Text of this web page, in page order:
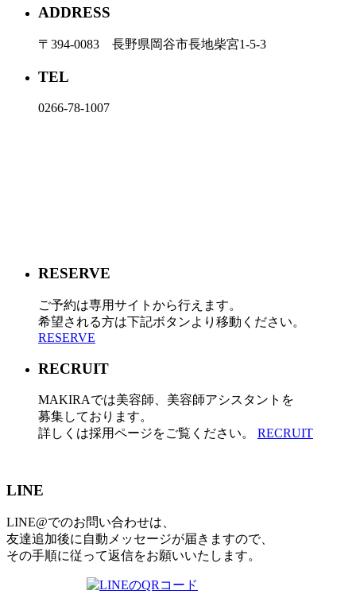
ADDRESS
〒394-0083 長野県岡谷市長地柴宮1-5-3
TEL
0266-78-1007
RESERVE
ご予約は専用サイトから行えます。
希望される方は下記ボタンより移動ください。
RESERVE
RECRUIT
MAKIRAでは美容師、美容師アシスタントを
募集しております。
詳しくは採用ページをご覧ください。 RECRUIT
LINE
LINE@でのお問い合わせは、
友達追加後に自動メッセージが届きますので、
その手順に従って返信をお願いいたします。